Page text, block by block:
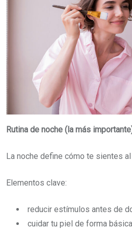
Rutina de noche (la más
La noche define cómo te sientes
Elementos clave:
reducir estímulos antes de
cuidar tu piel de forma básica